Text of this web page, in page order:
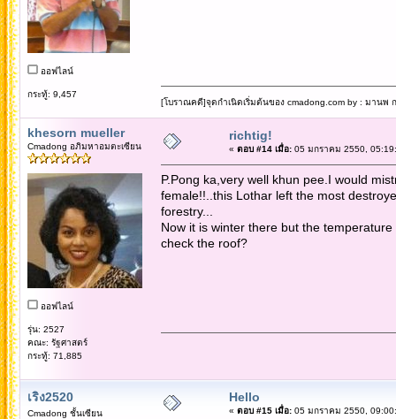
ออฟไลน์
กระทู้: 9,457
[โบราณคดี]จุดกำเนิดเริ่มต้นของ cmadong.com by : มานพ
khesorn mueller
Cmadong อภิมหาอมตะเซียน
ออฟไลน์
รุ่น: 2527
คณะ: รัฐศาสตร์
กระทู้: 71,885
richtig!
« ตอบ #14 เมื่อ:05 มกราคม 2550,
P.Pong ka,very well khun pee.I would
female!!..this Lothar left the most
forestry...
Now it is winter there but the
check the roof?
เริง2520
Cmadong ชั้นเซียน
Hello
« ตอบ #15 เมื่อ:05 มกราคม 2550,